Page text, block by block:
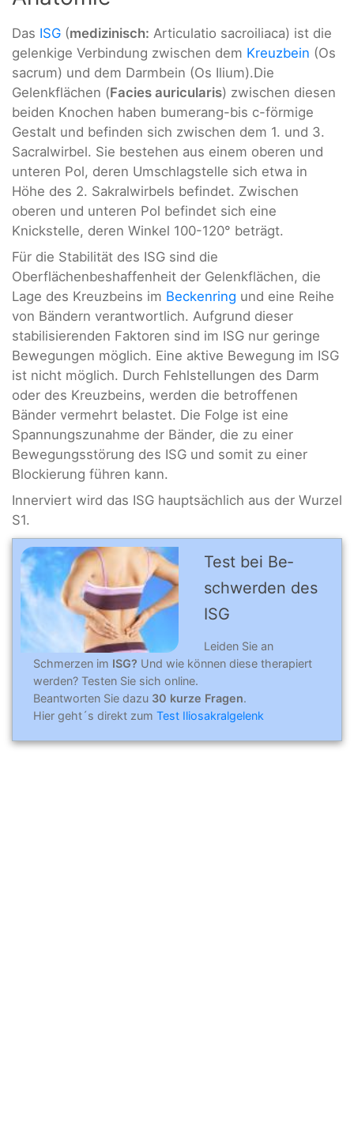
Das ISG (medizinisch: Articulatio sacroiliaca) ist die
gelenkige Verbindung zwischen dem Kreuzbein (Os
sacrum) und dem Darmbein (Os Ilium).Die
Gelenkflächen (Facies auricularis) zwischen diesen
beiden Knochen haben bumerang-bis c-förmige
Gestalt und befinden sich zwischen dem 1. und 3.
Sacralwirbel. Sie bestehen aus einem oberen und
unteren Pol, deren Umschlagstelle sich etwa in
Höhe des 2. Sakralwirbels befindet. Zwischen
oberen und unteren Pol befindet sich eine
Knickstelle, deren Winkel 100-120° beträgt.
Für die Stabilität des ISG sind die
Oberflächenbeshaffenheit der Gelenkflächen, die
Lage des Kreuzbeins im Beckenring und eine Reihe
von Bändern verantwortlich. Aufgrund dieser
stabilisierenden Faktoren sind im ISG nur geringe
Bewegungen möglich. Eine aktive Bewegung im ISG
ist nicht möglich. Durch Fehlstellungen des Darm
oder des Kreuzbeins, werden die betroffenen
Bänder vermehrt belastet. Die Folge ist eine
Spannungszunahme der Bänder, die zu einer
Bewegungsstörung des ISG und somit zu einer
Blockierung führen kann.
Innerviert wird das ISG hauptsächlich aus der Wurzel
S1.
Test bei Be­
schwer­den des
ISG
Leiden Sie an
Schmerzen im ISG? Und wie können diese therapiert
werden? Testen Sie sich online.
Beantworten Sie dazu 30 kurze Fragen.
Hier geht´s direkt zum Test Iliosakralgelenk